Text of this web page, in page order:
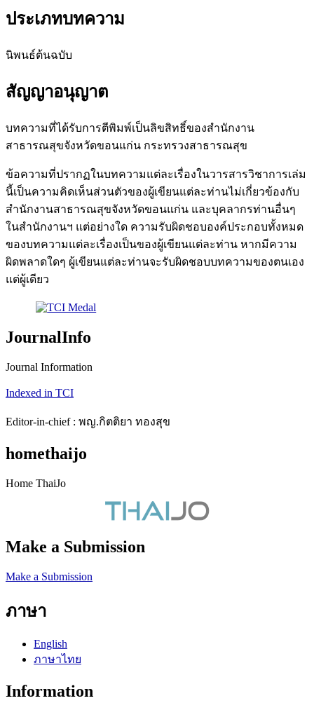
ประเภทบทความ
นิพนธ์ต้นฉบับ
สัญญาอนุญาต
บทความที่ได้รับการตีพิมพ์เป็นลิขสิทธิ์ของสำนักงาน
สาธารณสุขจังหวัดขอนแก่น กระทรวงสาธารณสุข
ข้อความที่ปรากฏในบทความแต่ละเรื่องในวารสารวิชาการเล่ม
นี้เป็นความคิดเห็นส่วนตัวของผู้เขียนแต่ละท่านไม่เกี่ยวข้องกับ
สำนักงานสาธารณสุขจังหวัดขอนแก่น และบุคลากรท่านอื่นๆ
ในสำนักงานฯ แต่อย่างใด ความรับผิดชอบองค์ประกอบทั้งหมด
ของบทความแต่ละเรื่องเป็นของผู้เขียนแต่ละท่าน หากมีความ
ผิดพลาดใดๆ ผู้เขียนแต่ละท่านจะรับผิดชอบบทความของตนเอง
แต่ผู้เดียว
JournalInfo
Journal Information
Indexed in TCI
Editor-in-chief : พญ.กิตติยา ทองสุข
homethaijo
Home ThaiJo
Make a Submission
Make a Submission
ภาษา
English
ภาษาไทย
Information